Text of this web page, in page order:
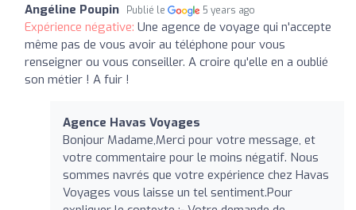
Angéline Poupin Publié le 5 years ago
Expérience négative: Une agence de voyage qui n'accepte
même pas de vous avoir au téléphone pour vous
renseigner ou vous conseiller. A croire qu'elle en a oublié
son métier ! A fuir !
Agence Havas Voyages
Bonjour Madame,Merci pour votre message, et
votre commentaire pour le moins négatif. Nous
sommes navrés que votre expérience chez Havas
Voyages vous laisse un tel sentiment.Pour